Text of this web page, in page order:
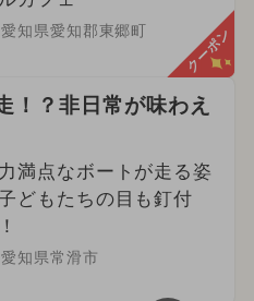
愛知県愛知郡東郷町 クーポン
！？非日常が味わえ
満点なボートが走る姿
どもたちの目も釘付
愛知県常滑市